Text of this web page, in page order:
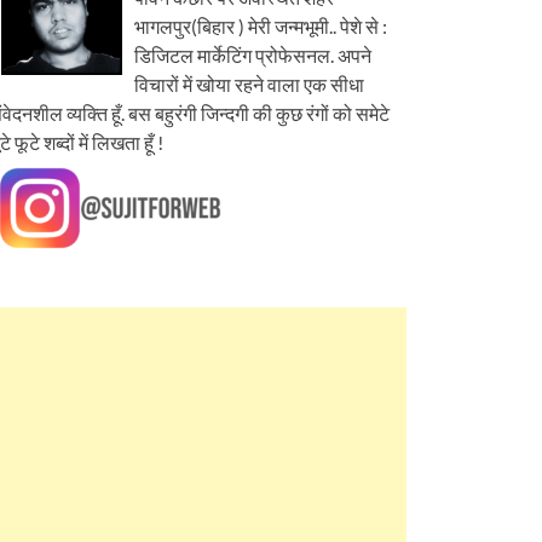
भागलपुर(बिहार ) मेरी जन्मभूमी.. पेशे से :
डिजिटल मार्केटिंग प्रोफेसनल. अपने
विचारों में खोया रहने वाला एक सीधा
व्यक्ति हूँ. बस बहुरंगी जिन्दगी की कुछ रंगों को समेटे
फूटे शब्दों में लिखता हूँ !